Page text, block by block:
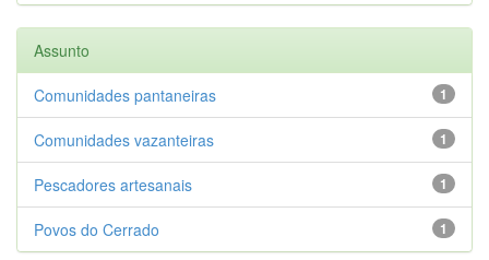
Assunto
1
Comunidades pantaneiras
1
Comunidades vazanteiras
1
Pescadores artesanais
1
Povos do Cerrado